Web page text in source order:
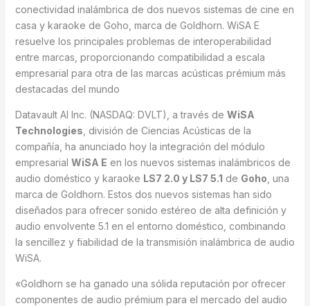
conectividad inalámbrica de dos nuevos sistemas de cine en
casa y karaoke de Goho, marca de Goldhorn. WiSA E
resuelve los principales problemas de interoperabilidad
entre marcas, proporcionando compatibilidad a escala
empresarial para otra de las marcas acústicas prémium más
destacadas del mundo
Datavault AI Inc. (NASDAQ: DVLT), a través de WiSA
Technologies , división de Ciencias Acústicas de la
compañía, ha anunciado hoy la integración del módulo
empresarial WiSA E en los nuevos sistemas inalámbricos de
audio doméstico y karaoke LS7 2.0 y LS7 5.1 de Goho , una
marca de Goldhorn. Estos dos nuevos sistemas han sido
diseñados para ofrecer sonido estéreo de alta definición y
audio envolvente 5.1 en el entorno doméstico, combinando
la sencillez y fiabilidad de la transmisión inalámbrica de audio
WiSA.
«Goldhorn se ha ganado una sólida reputación por ofrecer
componentes de audio prémium para el mercado del audio